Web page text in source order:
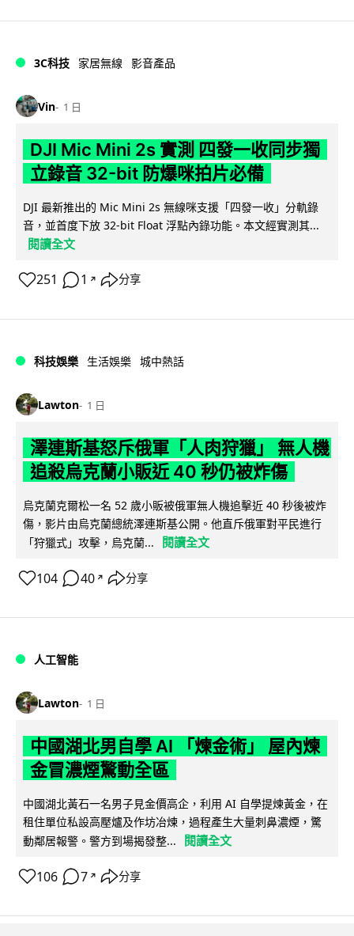
3C科技 家居無線 影音產品
Vin 1 日
DJI Mic Mini 2s 實測 四發一收同步獨
立錄音 32-bit 防爆咪拍片必備
DJI 最新推出的 Mic Mini 2s 無線咪支援「四發一收」分軌錄
音，並首度下放 32-bit Float 浮點內錄功能。本文經實測其...
閱讀全文
251 1 ↗ 分享
科技娛樂 生活娛樂 城中熱話
Lawton 1 日
澤連斯基怒斥俄軍「人肉狩獵」 無人機
追殺烏克蘭小販近 40 秒仍被炸傷
烏克蘭克爾松一名 52 歲小販被俄軍無人機追擊近 40 秒後被炸
傷，影片由烏克蘭總統澤連斯基公開。他直斥俄軍對平民進行
「狩獵式」攻擊，烏克蘭...
閱讀全文
104 40 ↗ 分享
人工智能
Lawton 1 日
中國湖北男自學 AI 「煉金術」 屋內煉
金冒濃煙驚動全區
中國湖北黃石一名男子見金價高企，利用 AI 自學提煉黃金，在
租住單位私設高壓爐及作坊冶煉，過程產生大量刺鼻濃煙，驚
動鄰居報警。警方到場揭發整...
閱讀全文
106 7 ↗ 分享